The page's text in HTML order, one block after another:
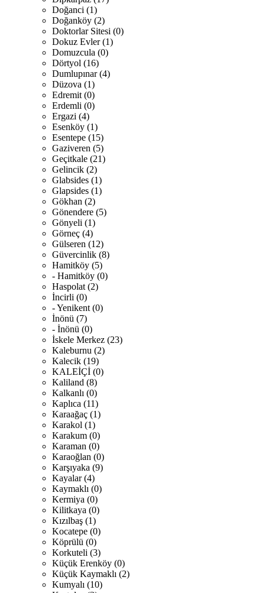
Doğanci (1)
Doğanköy (2)
Doktorlar Sitesi (0)
Dokuz Evler (1)
Domuzcula (0)
Dörtyol (16)
Dumlupınar (4)
Düzova (1)
Edremit (0)
Erdemli (0)
Ergazi (4)
Esenköy (1)
Esentepe (15)
Gaziveren (5)
Geçitkale (21)
Gelincik (2)
Glabsides (1)
Glapsides (1)
Gökhan (2)
Gönendere (5)
Gönyeli (1)
Görneç (4)
Gülseren (12)
Güvercinlik (8)
Hamitköy (5)
- Hamitköy (0)
Haspolat (2)
İncirli (0)
- Yenikent (0)
İnönü (7)
- İnönü (0)
İskele Merkez (23)
Kaleburnu (2)
Kalecik (19)
KALEİÇİ (0)
Kaliland (8)
Kalkanlı (0)
Kaplıca (11)
Karaağaç (1)
Karakol (1)
Karakum (0)
Karaman (0)
Karaoğlan (0)
Karşıyaka (9)
Kayalar (4)
Kaymaklı (0)
Kermiya (0)
Kilitkaya (0)
Kızılbaş (1)
Kocatepe (0)
Köprülü (0)
Korkuteli (3)
Küçük Erenköy (0)
Küçük Kaymaklı (2)
Kumyalı (10)